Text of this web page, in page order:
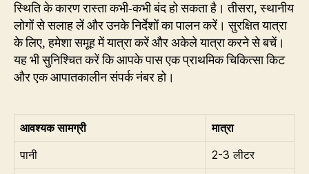
स्थिति के कारण रास्ता कभी-कभी बंद हो सकता है। तीसरा, स्थानीय
लोगों से सलाह लें और उनके निर्देशों का पालन करें। सुरक्षित यात्रा
के लिए, हमेशा समूह में यात्रा करें और अकेले यात्रा करने से बचें।
यह भी सुनिश्चित करें कि आपके पास एक प्राथमिक चिकित्सा किट
और एक आपातकालीन संपर्क नंबर हो।
आवश्यक सामग्री
मात्रा
पानी
2-3 लीटर